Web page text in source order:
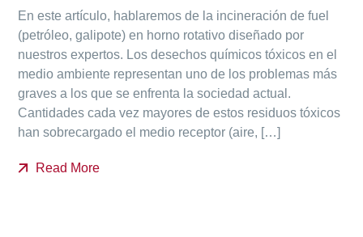
En este artículo, hablaremos de la incineración de fuel
(petróleo, galipote) en horno rotativo diseñado por
nuestros expertos. Los desechos químicos tóxicos en el
medio ambiente representan uno de los problemas más
graves a los que se enfrenta la sociedad actual.
Cantidades cada vez mayores de estos residuos tóxicos
han sobrecargado el medio receptor (aire, […]
Read More